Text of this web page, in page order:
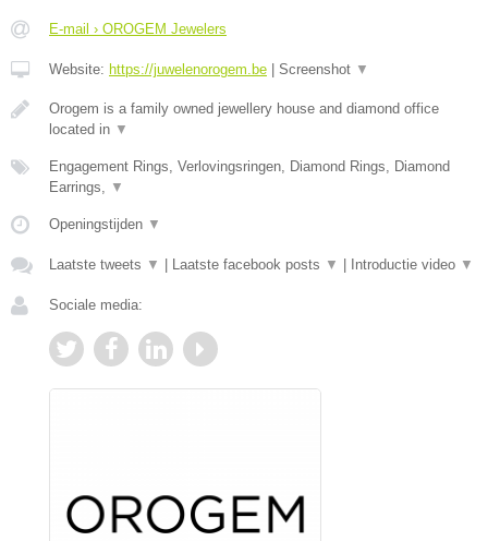
E-mail › OROGEM Jewelers
Website: https://juwelenorogem.be Screenshot ▼
Orogem is a family owned jewellery house and diamond office
located in ▼
Engagement Rings, Verlovingsringen, Diamond Rings, Diamond
Earrings, ▼
Openingstijden ▼
Laatste tweets ▼ Laatste facebook posts ▼ Introductie video ▼
Sociale media: